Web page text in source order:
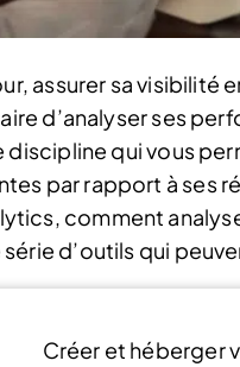
assurer sa visibilité
d’analyser ses
qui vous
par rapport à ses
comment
d’outils qui
Créer et héberger